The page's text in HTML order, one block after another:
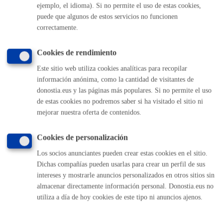
del silencio
Sentido del silencio:
No procede
Pasos del procedimiento
Inscripción de las personas en la actividad
Cumplimentación del cuestionario de evaluación sobre
la actividad
Responsable de la tramitación
ejemplo, el idioma). Si no permite el uso de estas cookies,
puede que algunos de estos servicios no funcionen
correctamente.
Cookies de rendimiento
Este sitio web utiliza cookies analíticas para recopilar
información anónima, como la cantidad de visitantes de
donostia.eus y las páginas más populares. Si no permite el uso
de estas cookies no podremos saber si ha visitado el sitio ni
mejorar nuestra oferta de contenidos.
Cookies de personalización
Los socios anunciantes pueden crear estas cookies en el sitio.
Dichas compañías pueden usarlas para crear un perfil de sus
intereses y mostrarle anuncios personalizados en otros sitios sin
almacenar directamente información personal. Donostia.eus no
utiliza a día de hoy cookies de este tipo ni anuncios ajenos.